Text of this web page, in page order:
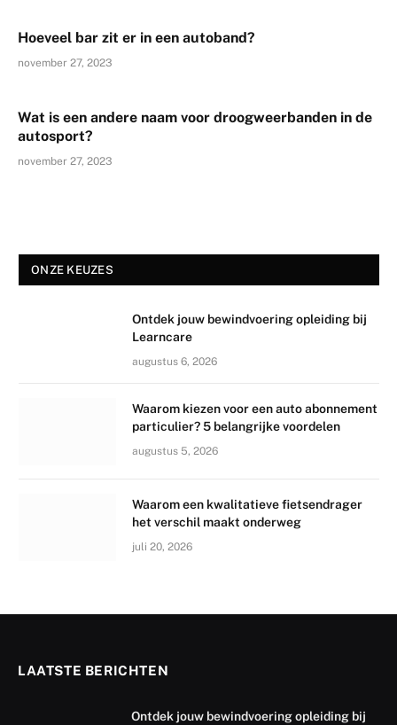
Hoeveel bar zit er in een autoband?
november 27, 2023
Wat is een andere naam voor droogweerbanden in de
autosport?
november 27, 2023
ONZE KEUZES
Ontdek jouw bewindvoering opleiding bij
Learncare
augustus 6, 2026
Waarom kiezen voor een auto abonnement
particulier? 5 belangrijke voordelen
augustus 5, 2026
Waarom een kwalitatieve fietsendrager
het verschil maakt onderweg
juli 20, 2026
LAATSTE BERICHTEN
Ontdek jouw bewindvoering opleiding bij